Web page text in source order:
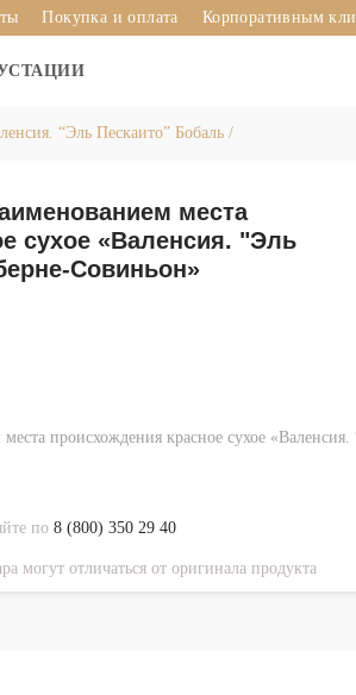
Покупка и оплата Корпоративным
“Эль Пескаито” Бобаль /
места
сухое «Валенсия. "Эль
Совиньон»
происхождения красное сухое «Валенсия.
по 8 (800) 350 29 40
могут отличаться от оригинала продукта